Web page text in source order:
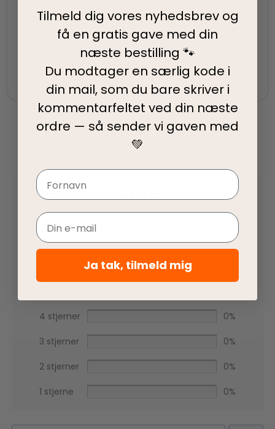
Fair priser
Vi tilbyder fair priser, så I kan nyde vores
kvalitetsprodukter uden at springe budgettet.
0,0
4 stjerner 0%
3 stjerner 0%
2 stjerner 0%
1 stjerne 0%
Tilmeld dig vores nyhedsbrev og
få en gratis gave med din
næste bestilling 🐾
Du modtager en særlig kode i
din mail, som du bare skriver i
kommentarfeltet ved din næste
ordre — så sender vi gaven med
💚
Navn
Email
Ja tak, tilmeld mig